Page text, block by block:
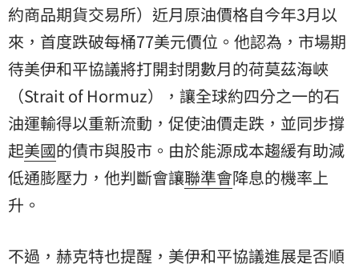
約商品期貨交易所）近月原油價格自今年3月以
來，首度跌破每桶77美元價位。他認為，市場期
待美伊和平協議將打開封閉數月的荷莫茲海峽
（Strait of Hormuz），讓全球約四分之一的石
油運輸得以重新流動，促使油價走跌，並同步撐
起美國的債市與股市。由於能源成本趨緩有助減
低通膨壓力，他判斷會讓聯準會降息的機率上
升。
不過，赫克特也提醒，美伊和平協議進展是否順